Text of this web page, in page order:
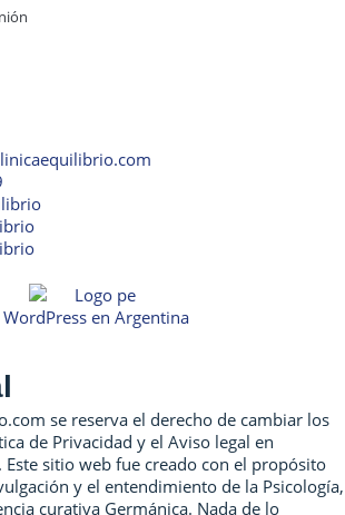
WordPress en Argentina
se reserva el derecho de cambiar los
de Privacidad y el Aviso legal en
sitio web fue creado con el propósito
y el entendimiento de la Psicología,
curativa Germánica. Nada de lo